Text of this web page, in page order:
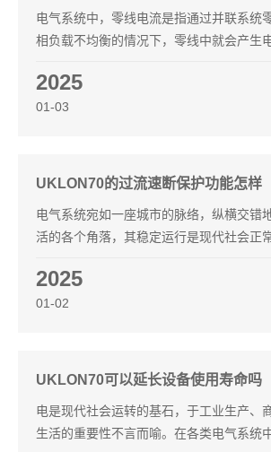
电气系统中，零线电流是指通过并联系统
相负载不均衡的情况下，零线中就会产生
2025
01-03
UKLON70的过流速断保护功能怎样
电气系统宛如一座城市的脉络，纵横交错
活的各个角落，其稳定运行是现代社会正
2025
01-02
UKLON70可以延长设备使用寿命吗
电是现代社会运转的基石，于工业生产、
生活的重要性不言而喻。在各类电气系统